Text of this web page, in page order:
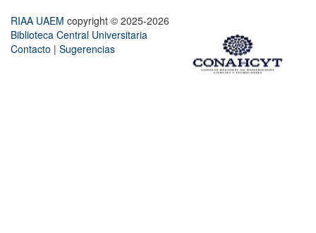
RIAA UAEM copyright © 2025-2026
Biblioteca Central Universitaria
Contacto | Sugerencias